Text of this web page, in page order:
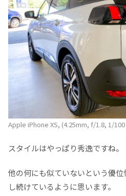
Apple iPhone XS, (4.25mm, f/1.8, 1/
スタイルはやっぱり秀逸ですね。
他の何にも似ていないという優
し続けているように思います。